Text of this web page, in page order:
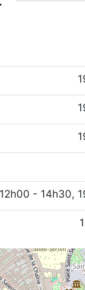
12h00 - 14h30,